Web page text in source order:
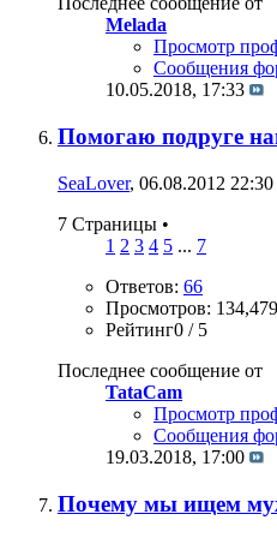
Melada
Просмотр
Сообщения
10.05.2018, 17:33
Помогаю подруге
SeaLover, 06.08.2012 22:30
7 Страницы •
1 2 3 4 5 ... 7
Ответов: 66
Просмотров: 134,479
Рейтинг0 / 5
Последнее сообщение от
TataCam
Просмотр
Сообщения
19.03.2018, 17:00
Почему мы ищем